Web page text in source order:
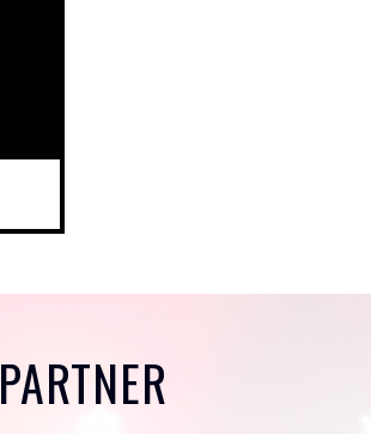
PARTNER